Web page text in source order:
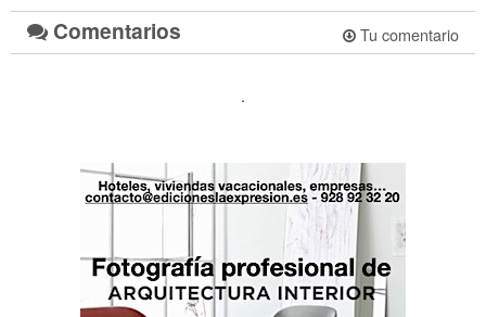
Comentarios Tu comentario
.